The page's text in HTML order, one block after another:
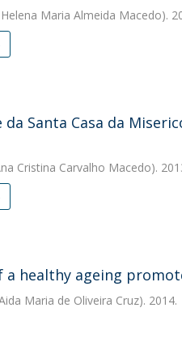
Maria Almeida Macedo).
Santa Casa da
Cristina Carvalho Macedo).
a healthy ageing
Maria de Oliveira Cruz). 2014.